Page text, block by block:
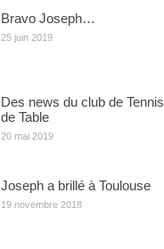
Bravo Joseph…
25 juin 2019
Des news du club de Tennis
de Table
20 mai 2019
Joseph a brillé à Toulouse
19 novembre 2018